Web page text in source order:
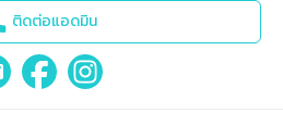
ติดต่อแอดมิน